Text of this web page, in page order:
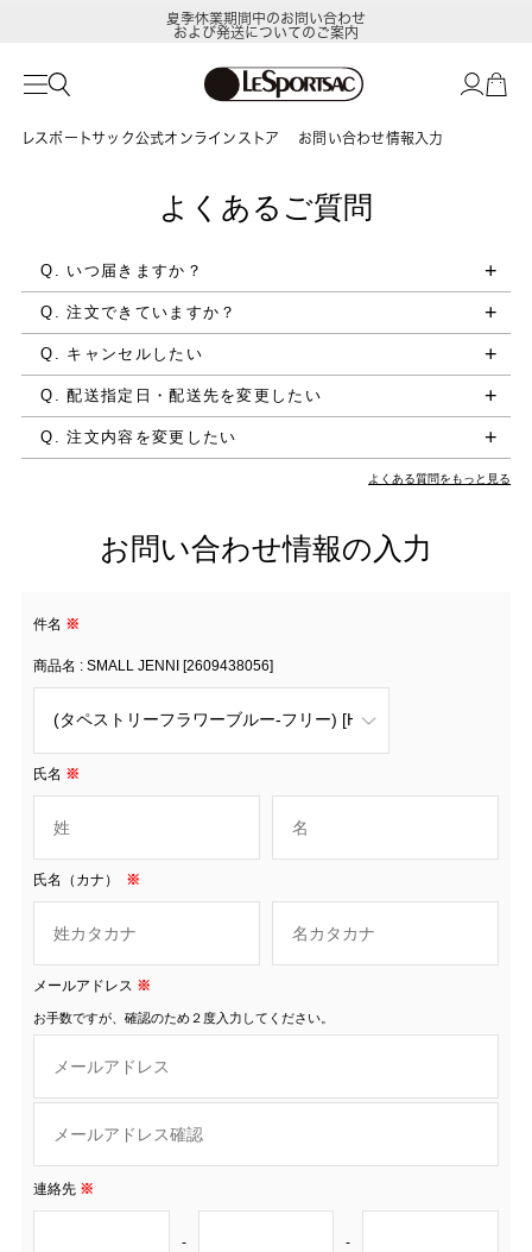
夏季休業期間中のお問い合わせ
および発送についてのご案内
レスポートサック公式オンラインストア お問い合わせ情報入力
よくあるご質問
Q. いつ届きますか？
Q. 注文できていますか？
Q. キャンセルしたい
Q. 配送指定日・配送先を変更したい
Q. 注文内容を変更したい
よくある質問をもっと見る
お問い合わせ情報の入力
件名 ※
商品名 : SMALL JENNI [2609438056]
氏名 ※
氏名（カナ） ※
メールアドレス ※
お手数ですが、確認のため２度入力してください。
連絡先 ※
- -